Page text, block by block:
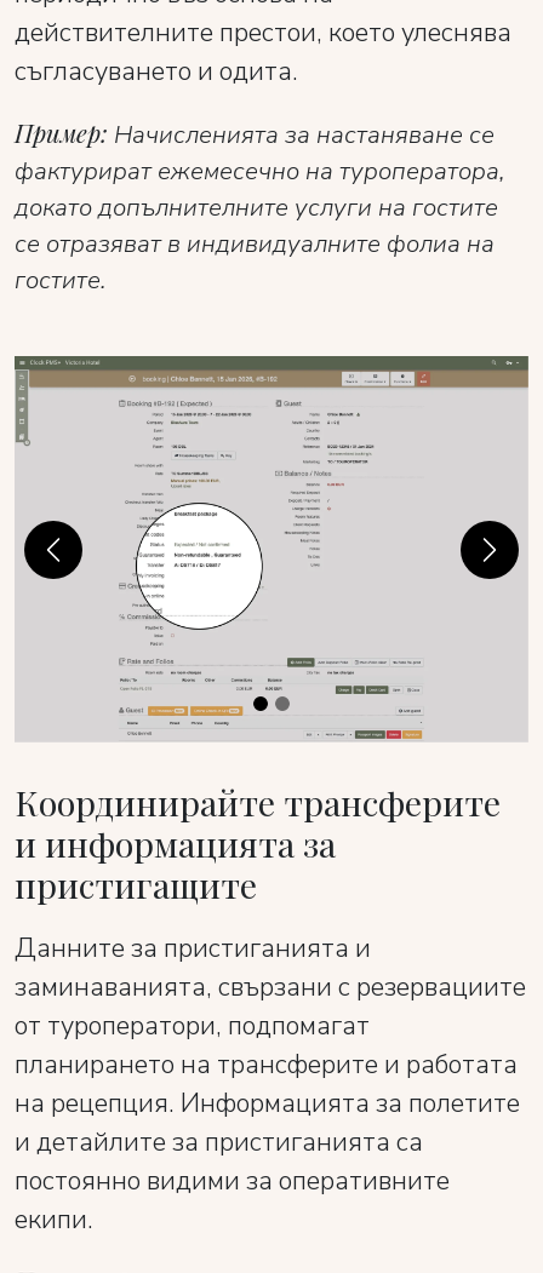
действителните престои, което улеснява
съгласуването и одита.
Пример: Начисленията за настаняване се
фактурират ежемесечно на туроператора,
докато допълнителните услуги на гостите
се отразяват в индивидуалните фолиа на
гостите.
Координирайте трансферите
и информацията за
пристигащите
Данните за пристиганията и
заминаванията, свързани с резервациите
от туроператори, подпомагат
планирането на трансферите и работата
на рецепция. Информацията за полетите
и детайлите за пристиганията са
постоянно видими за оперативните
екипи.
Previous Next